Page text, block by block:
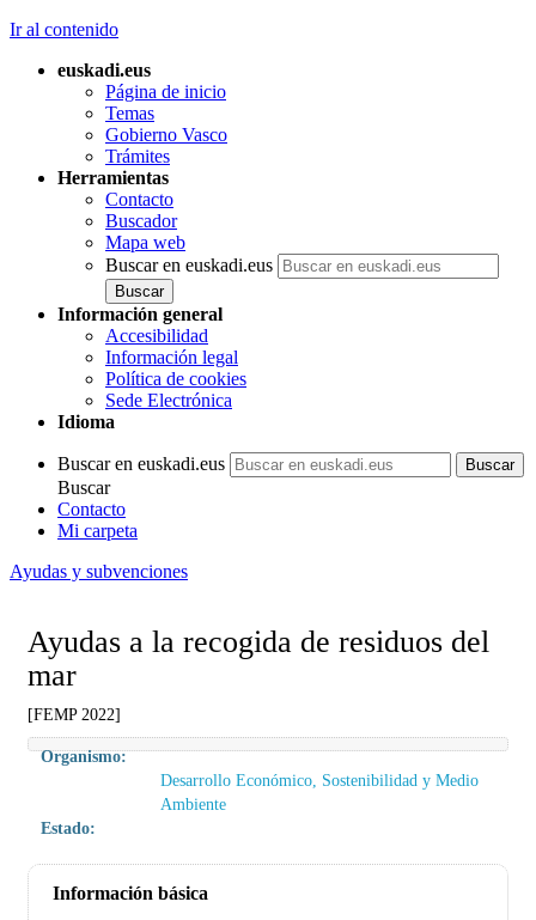
Ir al contenido
euskadi.eus
Página de inicio
Temas
Gobierno Vasco
Trámites
Herramientas
Contacto
Buscador
Mapa web
Buscar en euskadi.eus
Información general
Accesibilidad
Información legal
Política de cookies
Sede Electrónica
Idioma
Buscar en euskadi.eus
Buscar
Contacto
Mi carpeta
Ayudas y subvenciones
Ayudas a la recogida de residuos del
mar
[FEMP 2022]
Organismo:
Desarrollo Económico, Sostenibilidad y Medio
Ambiente
Estado:
Información básica